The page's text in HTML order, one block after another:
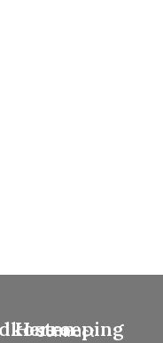
Herroeping
Contract